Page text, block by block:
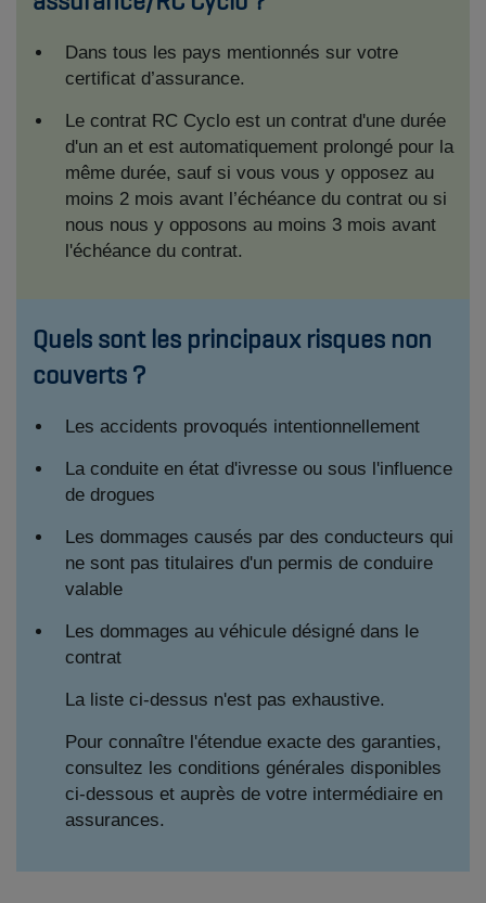
Dans tous les pays mentionnés sur votre
certificat d’assurance.
Le contrat RC Cyclo est un contrat d'une durée
d'un an et est automatiquement prolongé pour la
même durée, sauf si vous vous y opposez au
moins 2 mois avant l’échéance du contrat ou si
nous nous y opposons au moins 3 mois avant
l'échéance du contrat.
Quels sont les principaux risques non
couverts ?
Les accidents provoqués intentionnellement
La conduite en état d'ivresse ou sous l'influence
de drogues
Les dommages causés par des conducteurs qui
ne sont pas titulaires d'un permis de conduire
valable
Les dommages au véhicule désigné dans le
contrat
La liste ci-dessus n'est pas exhaustive.
Pour connaître l'étendue exacte des garanties,
consultez les conditions générales disponibles
ci-dessous et auprès de votre intermédiaire en
assurances.